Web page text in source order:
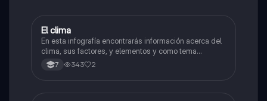
Biologia
El clima
En esta infografía encontrarás información acerca del
clima, sus factores, y elementos y como tema
adicional el cambio climático y sus consecuencias
7 343 2